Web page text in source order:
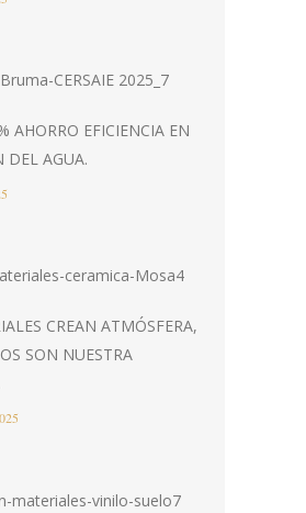
AHORRO EFICIENCIA EN
DEL AGUA.
CREAN ATMÓSFERA,
SON NUESTRA